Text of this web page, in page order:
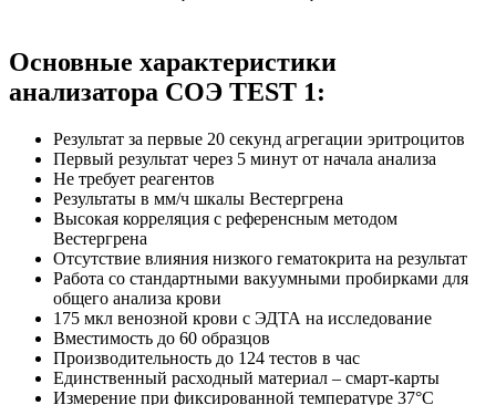
Основные характеристики
анализатора СОЭ TEST 1:
Результат за первые 20 секунд агрегации эритроцитов
Первый результат через 5 минут от начала анализа
Не требует реагентов
Результаты в мм/ч шкалы Вестергрена
Высокая корреляция с референсным методом
Вестергрена
Отсутствие влияния низкого гематокрита на результат
Работа со стандартными вакуумными пробирками для
общего анализа крови
175 мкл венозной крови с ЭДТА на исследование
Вместимость до 60 образцов
Производительность до 124 тестов в час
Единственный расходный материал – смарт-карты
Измерение при фиксированной температуре 37°C